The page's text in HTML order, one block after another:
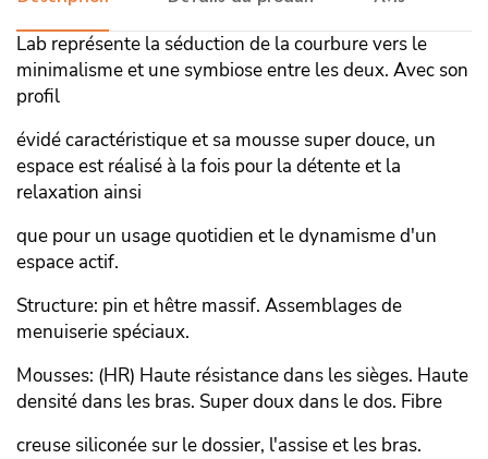
Lab représente la séduction de la courbure vers le
minimalisme et une symbiose entre les deux. Avec son
profil
évidé caractéristique et sa mousse super douce, un
espace est réalisé à la fois pour la détente et la
relaxation ainsi
que pour un usage quotidien et le dynamisme d'un
espace actif.
Structure: pin et hêtre massif. Assemblages de
menuiserie spéciaux.
Mousses: (HR) Haute résistance dans les sièges. Haute
densité dans les bras. Super doux dans le dos. Fibre
creuse siliconée sur le dossier, l'assise et les bras.